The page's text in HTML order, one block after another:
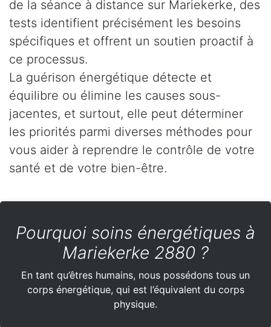
de la séance à distance sur Mariekerke, des
tests identifient précisément les besoins
spécifiques et offrent un soutien proactif à
ce processus.
La guérison énergétique détecte et
équilibre ou élimine les causes sous-
jacentes, et surtout, elle peut déterminer
les priorités parmi diverses méthodes pour
vous aider à reprendre le contrôle de votre
santé et de votre bien-être.
Pourquoi soins énergétiques à
Mariekerke 2880 ?
En tant qu’êtres humains, nous possédons tous un
corps énergétique, qui est l’équivalent du corps
physique.